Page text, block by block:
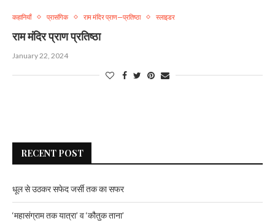
कहानियाँ प्रासंगिक राम मंदिर प्राण—प्रतिष्ठा स्लाइडर
राम मंदिर प्राण प्रतिष्ठा
January 22, 2024
RECENT POST
धूल से उठकर सफेद जर्सी तक का सफर
‘महासंग्राम तक यात्रा’ व ‘कौतुक ताना’